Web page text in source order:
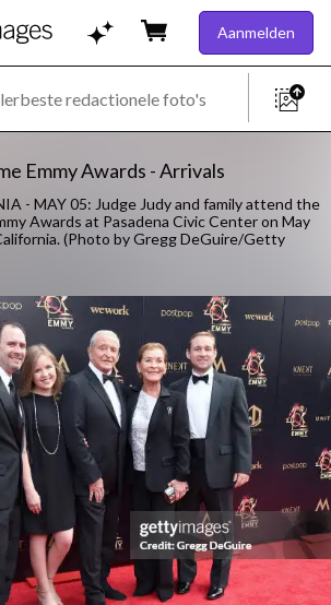
Aanmelden
Emmy Awards - Arrivals
- MAY 05: Judge Judy and family attend the
Awards at Pasadena Civic Center on May
(Photo by Gregg DeGuire/Getty